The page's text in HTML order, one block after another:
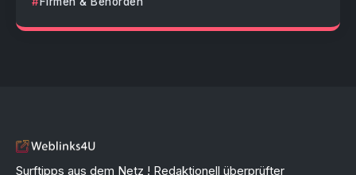
Surftipps aus dem Netz ! Redaktionell überprüfter